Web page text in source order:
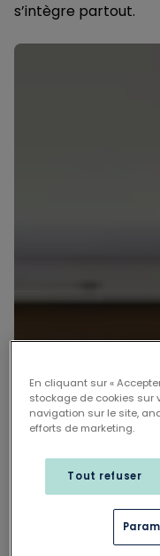
s’intègre partout.
En cliquant sur «
stockage de cookies sur
navigation sur le site,
efforts de marketing.
Tout refuser